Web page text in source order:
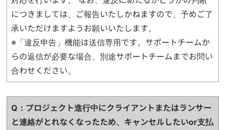
につきましては、ご報告いたしかねますので、予めご了
承いただけますようお願いいたします。
※「違反申告」機能は送信専用です。サポートチームか
らの返信が必要な場合、別途サポートチームまでお問い
合わせください。
Q：プロジェクト進行中にクライアントまたはランサー
と連絡がとれなくなったため、 キャンセルしたいor支払